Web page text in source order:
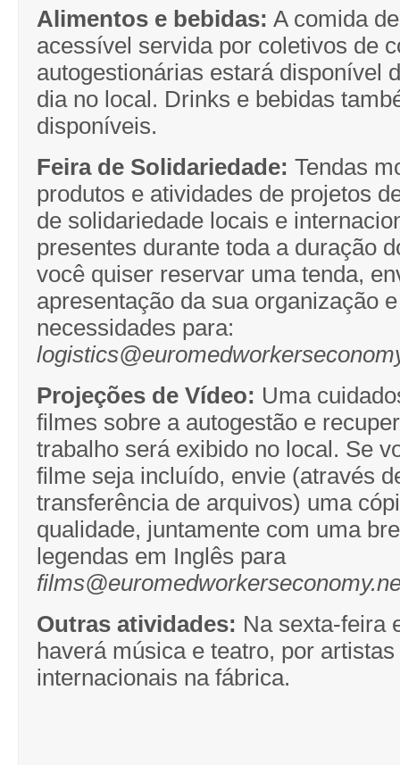
Alimentos e bebidas: A comida
acessível servida por coletivos de
autogestionárias estará disponível
dia no local. Drinks e bebidas
disponíveis.
Feira de Solidariedade: Tendas
produtos e atividades de projetos
de solidariedade locais e
presentes durante toda a duração
você quiser reservar uma tenda,
apresentação da sua organização
necessidades para:
Projeções de Vídeo: Uma
filmes sobre a autogestão e
trabalho será exibido no local. Se
filme seja incluído, envie (através
transferência de arquivos) uma
qualidade, juntamente com uma
legendas em Inglês para
Outras atividades: Na sexta-feira
haverá música e teatro, por
internacionais na fábrica.